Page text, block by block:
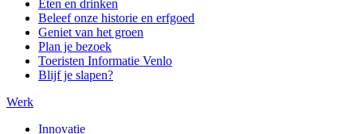
Eten en drinken
Beleef onze historie en erfgoed
Geniet van het groen
Plan je bezoek
Toeristen Informatie Venlo
Blijf je slapen?
Werk
Innovatie